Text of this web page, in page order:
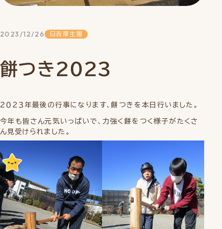
2023/12/26 日吉厚生園
餅つき2023
２０２３年最後の行事になります、餅つきを本日行いました。
今年も皆さん元気いっぱいで、力強く餅をつく様子がたくさ
ん見受けられました。